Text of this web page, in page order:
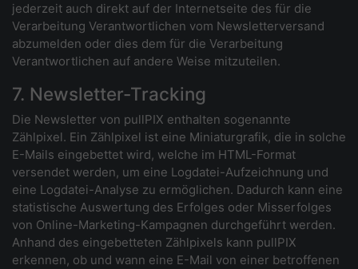
jederzeit auch direkt auf der Internetseite des für die
Verarbeitung Verantwortlichen vom Newsletterversand
abzumelden oder dies dem für die Verarbeitung
Verantwortlichen auf andere Weise mitzuteilen.
7. Newsletter-Tracking
Die Newsletter von pullPIX enthalten sogenannte
Zählpixel. Ein Zählpixel ist eine Miniaturgrafik, die in solche
E-Mails eingebettet wird, welche im HTML-Format
versendet werden, um eine Logdatei-Aufzeichnung und
eine Logdatei-Analyse zu ermöglichen. Dadurch kann eine
statistische Auswertung des Erfolges oder Misserfolges
von Online-Marketing-Kampagnen durchgeführt werden.
Anhand des eingebetteten Zählpixels kann pullPIX
erkennen, ob und wann eine E-Mail von einer betroffenen